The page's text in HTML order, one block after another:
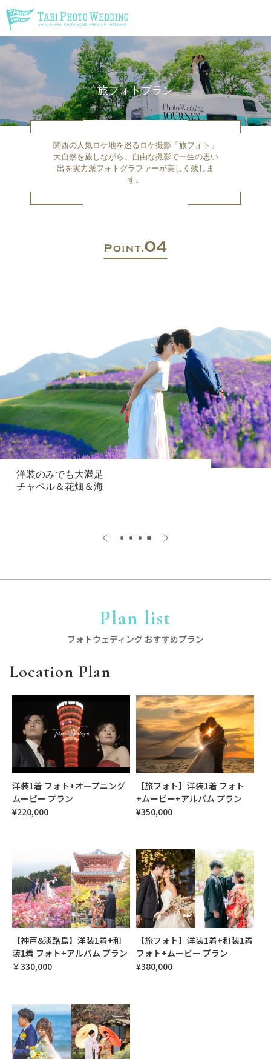
旅フォトプラン
関西の人気ロケ地を巡るロケ撮影「旅フォト」
大自然を旅しながら、自由な撮影で一生の思い
出を実力派フォトグラファーが美しく残しま
す。
洋装のみでも大満足
チャペル＆花畑＆海
Plan list
フォトウェディング おすすめプラン
Location Plan
洋装1着 フォト+オープニング
ムービー プラン
¥220,000
【旅フォト】洋装1着 フォト
+ムービー+アルバム プラン
¥350,000
【神戸&淡路島】洋装1着+和
装1着 フォト+アルバム プラン
￥330,000
【旅フォト】洋装1着+和装1着
フォト+ムービー プラン
¥380,000